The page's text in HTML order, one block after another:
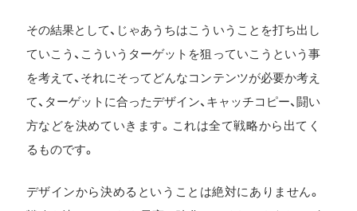
その結果として、じゃあうちはこういうことを打ち出し
ていこう、こういうターゲットを狙っていこうという事
を考えて、それにそってどんなコンテンツが必要か考え
て、ターゲットに合ったデザイン、キャッチコピー、闘い
方などを決めていきます。これは全て戦略から出てく
るものです。
デザインから決めるということは絶対にありません。